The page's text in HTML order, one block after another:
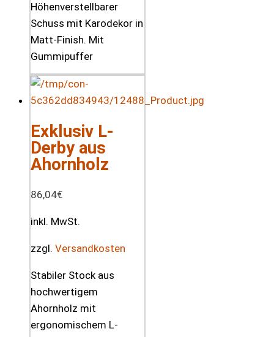
Höhenverstellbarer
Schuss mit Karodekor in
Matt-Finish. Mit
Gummipuffer
Exklusiv L-
Derby aus
Ahornholz
86,04€
inkl. MwSt.
zzgl. Versandkosten
Stabiler Stock aus
hochwertigem
Ahornholz mit
ergonomischem L-